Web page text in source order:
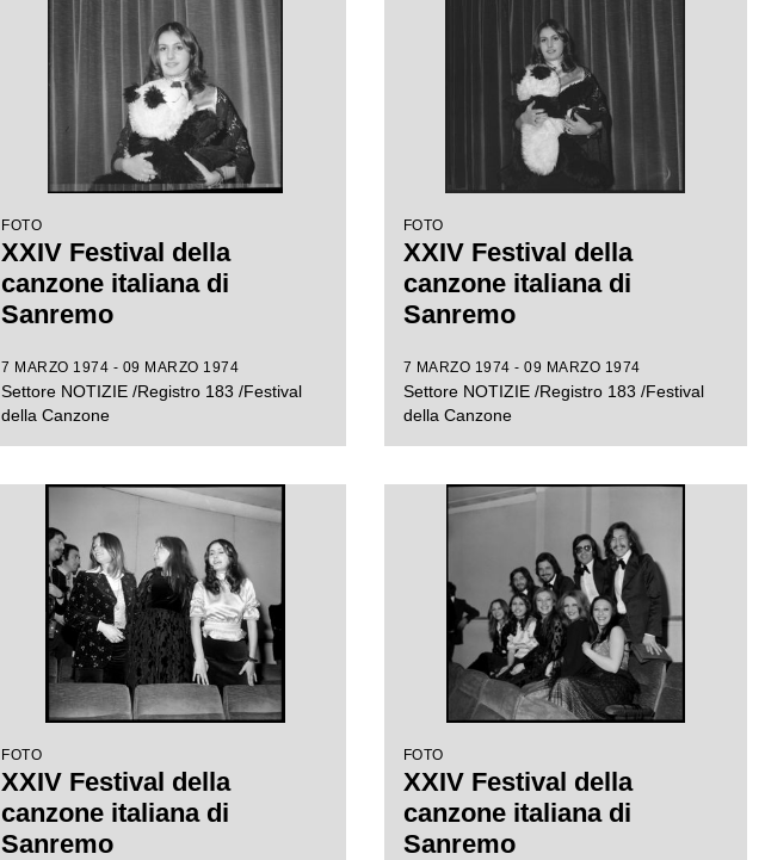
FOTO
XXIV Festival della
canzone italiana di
Sanremo
7 MARZO 1974 - 09 MARZO 1974
Settore NOTIZIE /Registro 183 /Festival
della Canzone
FOTO
XXIV Festival della
canzone italiana di
Sanremo
7 MARZO 1974 - 09 MARZO 1974
Settore NOTIZIE /Registro 183 /Festival
della Canzone
FOTO
XXIV Festival della
canzone italiana di
Sanremo
FOTO
XXIV Festival della
canzone italiana di
Sanremo